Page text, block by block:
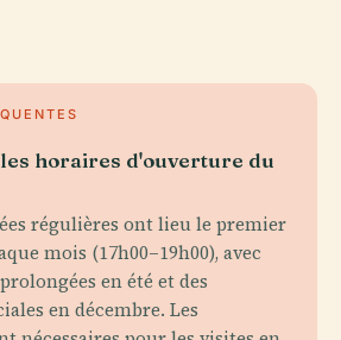
horaires d'ouverture du
régulières ont lieu le premier
mois (17h00–19h00), avec
en été et des
en décembre. Les